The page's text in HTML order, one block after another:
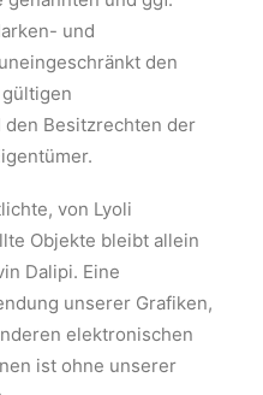
und
den
Besitzrechten der
von Lyoli
Objekte bleibt allein
Dalipi. Eine
unserer Grafiken,
elektronischen
ist ohne unserer